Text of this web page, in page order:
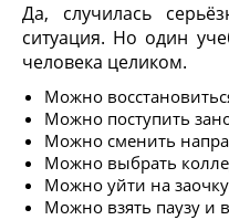
Да, случилась
ситуация. Но один
человека целиком.
Можно
Можно поступить
Можно сменить
Можно выбрать
Можно уйти на
Можно взять паузу и